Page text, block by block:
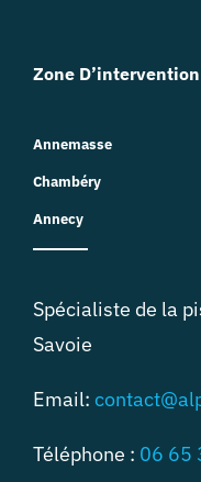
Zone
Annemasse
Chambéry
Annecy
Spécialiste de la
Savoie
Email:
Téléphone : 06 65